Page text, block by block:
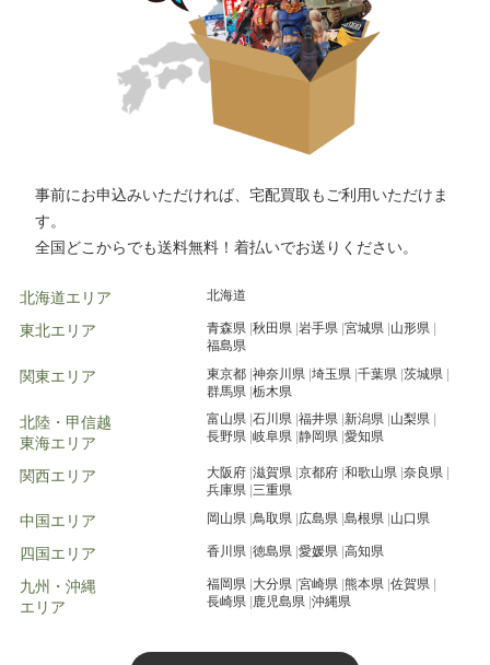
事前にお申込みいただければ、宅配買取もご利用いただけま
す。
全国どこからでも送料無料！着払いでお送りください。
北海道エリア 北海道
東北エリア 青森県 秋田県 岩手県 宮城県 山形県
福島県
関東エリア 東京都 神奈川県 埼玉県 千葉県 茨城県
群馬県 栃木県
北陸・甲信越
東海エリア
富山県 石川県 福井県 新潟県 山梨県
長野県 岐阜県 静岡県 愛知県
関西エリア 大阪府 滋賀県 京都府 和歌山県 奈良県
兵庫県 三重県
中国エリア 岡山県 鳥取県 広島県 島根県 山口県
四国エリア 香川県 徳島県 愛媛県 高知県
九州・沖縄
エリア
福岡県 大分県 宮崎県 熊本県 佐賀県
長崎県 鹿児島県 沖縄県